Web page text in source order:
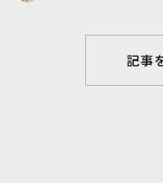
記事